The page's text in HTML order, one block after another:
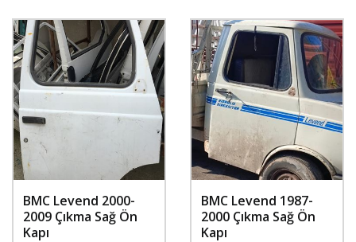
BMC Levend 2000-
2009 Çıkma Sağ Ön
Kapı
BMC Levend 1987-
2000 Çıkma Sağ Ön
Kapı